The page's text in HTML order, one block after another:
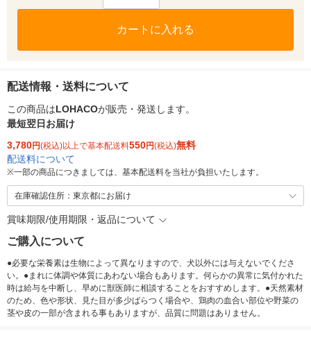
カートに入れる
配送情報・送料について
この商品はLOHACOが販売・発送します。
最短翌日お届け
3,780円(税込)以上で基本配送料550円(税込)無料
配送料について
※一部の商品につきましては、基本配送料を当社が負担いたします。
在庫確認住所：東京都にお届け
賞味期限/使用期限・返品について
ご購入について
●必要な栄養素は生物によって異なりますので、犬以外には与えないでくださ
い。●まれに体調や体質にあわない場合もあります。何らかの異常に気付かれた
時は給与を中断し、早めに獣医師に相談することをおすすめします。●天然素材
のため、色や形状、見た目が多少ばらつく場合や、鶏肉の血合い部位や野菜の
茎や皮の一部が含まれる事もありますが、品質に問題はありません。